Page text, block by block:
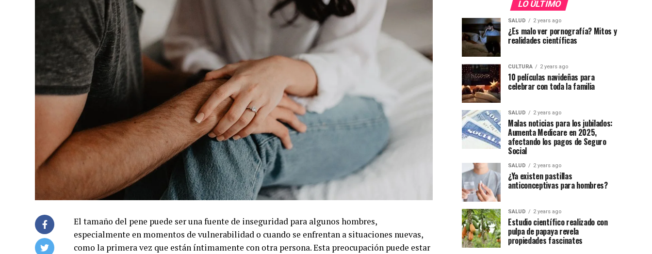
El tamaño del pene puede ser una fuente de inseguridad para algunos hombres,
especialmente en momentos de vulnerabilidad o cuando se enfrentan a situaciones nuevas,
como la primera vez que están íntimamente con otra persona. Esta preocupación puede estar
LO ÚLTIMO
SALUD 2 years ago
¿Es malo ver pornografía? Mitos y
realidades científicas
CULTURA 2 years ago
10 películas navideñas para
celebrar con toda la familia
SALUD 2 years ago
Malas noticias para los jubilados:
Aumenta Medicare en 2025,
afectando los pagos de Seguro
Social
SALUD 2 years ago
¿Ya existen pastillas
anticonceptivas para hombres?
SALUD 2 years ago
Estudio científico realizado con
pulpa de papaya revela
propiedades fascinates